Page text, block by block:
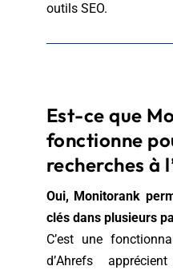
outils SEO.
Est-ce que
fonctionne
recherches à
Oui, Monitorank
clés dans plusieurs
C’est une
d’Ahrefs